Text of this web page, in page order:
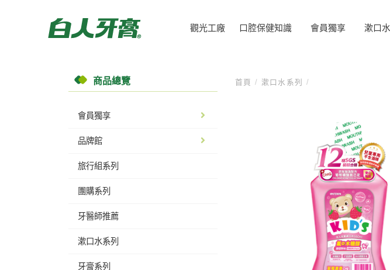
觀光工廠 口腔保健知識 會員獨享 漱口
商品總覽
會員獨享
品牌館
旅行組系列
團購系列
牙醫師推薦
漱口水系列
牙膏系列
首頁/ 漱口水系列 /